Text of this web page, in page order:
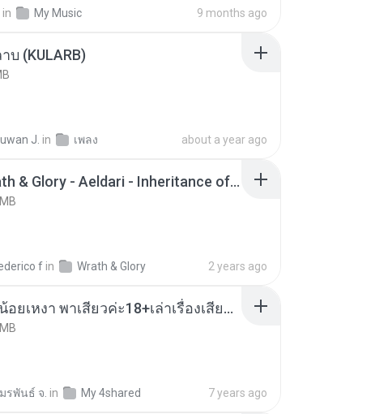
in My Music 9 months ago
บ (KULARB)
J. in เพลง about a year ago
Wrath & Glory - Aeldari - Inheritance of Embers.pdf
f in Wrath & Glory 2 years ago
เมียน้อยเหงา พาเสียวค่ะ18+เล่าเรื่องเสียว.mp3
รพันธ์ จ. in My 4shared 7 years ago